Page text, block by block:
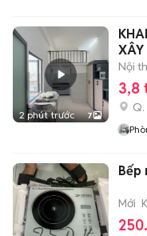
2 phút trước 7
Nội
3,8
Q.
Bếp
Mới